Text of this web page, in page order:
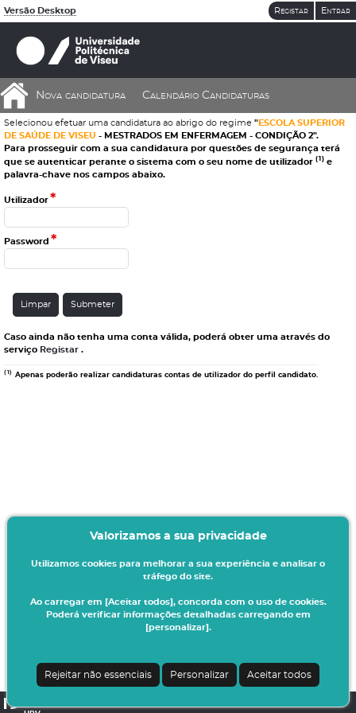
Versão Desktop Registar Entrar
Nova candidatura Calendário Candidaturas
Selecionou efetuar uma candidatura ao abrigo do regime "ESCOLA SUPERIOR
DE SAÚDE DE VISEU - MESTRADOS EM ENFERMAGEM - CONDIÇÃO 2".
Para prosseguir com a sua candidatura por questões de segurança terá
que se autenticar perante o sistema com o seu nome de utilizador (1) e
palavra-chave nos campos abaixo.
Utilizador*
Password *
Caso ainda não tenha uma conta válida, poderá obter uma através do
serviço Registar .
(1) Apenas poderão realizar candidaturas contas de utilizador do perfil candidato.
Valorizamos a sua privacidade
Utilizamos cookies para melhorar a sua experiência e analisar o
tráfego do site.
Ao carregar em [Aceitar todos], concorda com o uso de cookies.
Poderá verificar informações detalhadas carregando em
[personalizar].
Rejeitar não essenciais Personalizar Aceitar todos